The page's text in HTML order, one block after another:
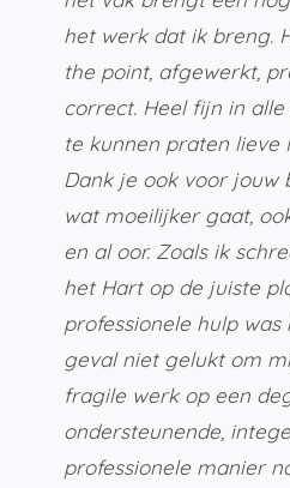
het werk dat ik breng.
the point, afgewerkt,
correct. Heel fijn in
te kunnen praten lieve
Dank je ook voor jouw
wat moeilijker gaat,
en al oor. Zoals ik
het Hart op de juiste
professionele hulp
geval niet gelukt om
fragile werk op een
ondersteunende,
professionele manier